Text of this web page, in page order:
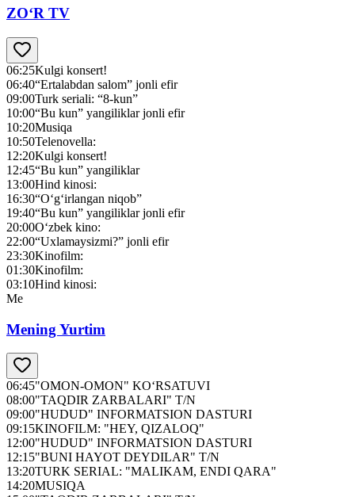
ZO‘R TV
06:25Kulgi konsert!
06:40“Ertalabdan salom” jonli efir
09:00Turk seriali: “8-kun”
10:00“Bu kun” yangiliklar jonli efir
10:20Musiqa
10:50Telenovella:
12:20Kulgi konsert!
12:45“Bu kun” yangiliklar
13:00Hind kinosi:
16:30“O‘g‘irlangan niqob”
19:40“Bu kun” yangiliklar jonli efir
20:00O‘zbek kino:
22:00“Uxlamaysizmi?” jonli efir
23:30Kinofilm:
01:30Kinofilm:
03:10Hind kinosi:
Me
Mening Yurtim
06:45"OMON-OMON" KO‘RSATUVI
08:00"TAQDIR ZARBALARI" T/N
09:00"HUDUD" INFORMATSION DASTURI
09:15KINOFILM: "HEY, QIZALOQ"
12:00"HUDUD" INFORMATSION DASTURI
12:15"BUNI HAYOT DEYDILAR" T/N
13:20TURK SERIAL: "MALIKAM, ENDI QARA"
14:20MUSIQA